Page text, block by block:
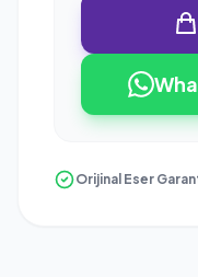
Orijinal Eser